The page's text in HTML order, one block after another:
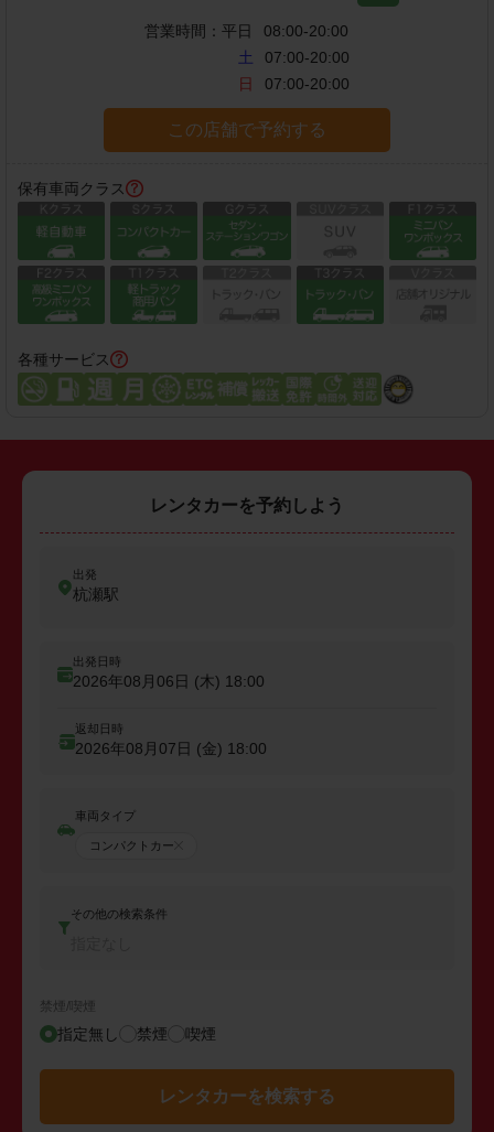
営業時間： 平日
08:00-20:00
土
07:00-20:00
日
07:00-20:00
この店舗で予約する
保有車両クラス
各種サービス
レンタカーを予約しよう
出発
杭瀬駅
出発日時
2026年08月06日 (木) 18:00
返却日時
2026年08月07日 (金) 18:00
車両タイプ
コンパクトカー
その他の検索条件
禁煙/喫煙
指定無し 禁煙 喫煙
レンタカーを検索する